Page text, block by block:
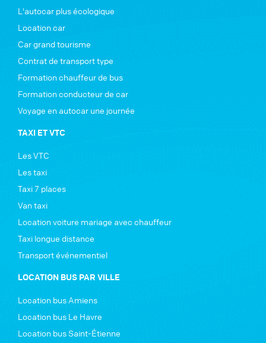
L'autocar plus écologique
Location car
Car grand tourisme
Contrat de transport type
Formation chauffeur de bus
Formation conducteur de car
Voyage en autocar une journée
TAXI ET VTC
Les VTC
Les taxi
Taxi 7 places
Van taxi
Location voiture mariage avec chauffeur
Taxi longue distance
Transport événementiel
LOCATION BUS PAR VILLE
Location bus Amiens
Location bus Le Havre
Location bus Saint-Étienne